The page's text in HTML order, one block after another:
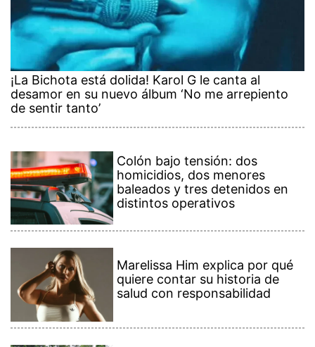
¡La Bichota está dolida! Karol G le canta al
desamor en su nuevo álbum ‘No me arrepiento
de sentir tanto’
Colón bajo tensión: dos
homicidios, dos menores
baleados y tres detenidos en
distintos operativos
Marelissa Him explica por qué
quiere contar su historia de
salud con responsabilidad